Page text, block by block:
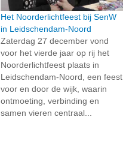
Het Noorderlichtfeest bij SenW
in Leidschendam-Noord
Zaterdag 27 december vond
voor het vierde jaar op rij het
Noorderlichtfeest plaats in
Leidschendam-Noord, een feest
voor en door de wijk, waarin
ontmoeting, verbinding en
samen vieren centraal...